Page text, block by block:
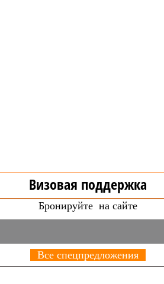
Визовая поддержка
Бронируйте на сайте
Все спецпредложения